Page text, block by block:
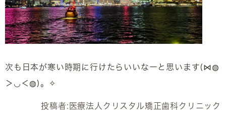
次も日本が寒い時期に行けたらいいなーと思います(⋈◍
＞◡＜◍)。✧
投稿者: 医療法人クリスタル矯正歯科クリニック